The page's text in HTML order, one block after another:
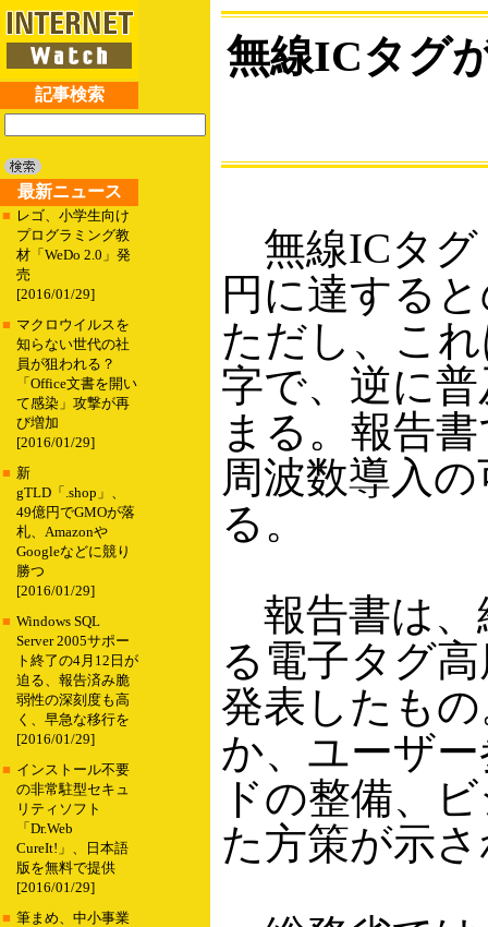
記事検索
最新ニュース
■ レゴ、小学生向け
プログラミング教
材「WeDo 2.0」発
売
[2016/01/29]
■ マクロウイルスを
知らない世代の社
員が狙われる？
「Office文書を開い
て感染」攻撃が再
び増加
[2016/01/29]
■ 新
gTLD「.shop」、
49億円でGMOが落
札、Amazonや
Googleなどに競り
勝つ
[2016/01/29]
■ Windows SQL
Server 2005サポー
ト終了の4月12日が
迫る、報告済み脆
弱性の深刻度も高
く、早急な移行を
[2016/01/29]
■ インストール不要
の非常駐型セキュ
リティソフト
「Dr.Web
CureIt!」、日本語
版を無料で提供
[2016/01/29]
■ 筆まめ、中小事業
無線ICタグ
無線ICタグ
円に達する
ただし、こ
字で、逆に
まる。報告
周波数導入
る。
報告書は、
る電子タグ
発表したも
か、ユーザ
ドの整備、
た方策が示